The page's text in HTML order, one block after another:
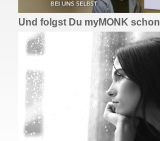
Und folgst Du myMONK schon